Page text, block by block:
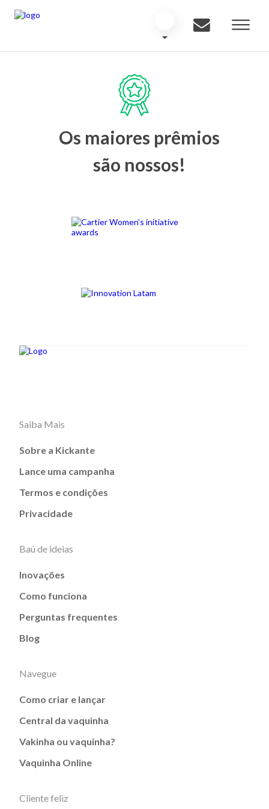
Os maiores prêmios
são nossos!
Saiba Mais
Sobre a Kickante
Lance uma campanha
Termos e condições
Privacidade
Baú de ideias
Inovações
Como funciona
Perguntas frequentes
Blog
Navegue
Como criar e lançar
Central da vaquinha
Vakinha ou vaquinha?
Vaquinha Online
Cliente feliz